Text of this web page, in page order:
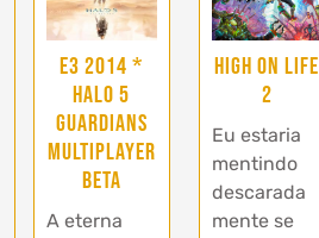
E3 2014 *
Halo 5
Guardians
Multiplayer
Beta
A eterna
High on Life
2
Eu estaria
mentindo
descarada
mente se